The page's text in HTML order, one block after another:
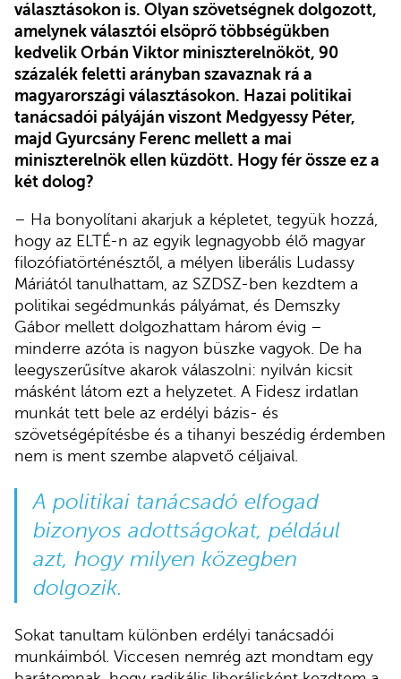
választásokon is. Olyan szövetségnek dolgozott,
amelynek választói elsöprő többségükben
kedvelik Orbán Viktor miniszterelnököt, 90
százalék feletti arányban szavaznak rá a
magyarországi választásokon. Hazai politikai
tanácsadói pályáján viszont Medgyessy Péter,
majd Gyurcsány Ferenc mellett a mai
miniszterelnök ellen küzdött. Hogy fér össze ez a
két dolog?
– Ha bonyolítani akarjuk a képletet, tegyük hozzá,
hogy az ELTÉ-n az egyik legnagyobb élő magyar
filozófiatörténésztől, a mélyen liberális Ludassy
Máriától tanulhattam, az SZDSZ-ben kezdtem a
politikai segédmunkás pályámat, és Demszky
Gábor mellett dolgozhattam három évig –
minderre azóta is nagyon büszke vagyok. De ha
leegyszerűsítve akarok válaszolni: nyilván kicsit
másként látom ezt a helyzetet. A Fidesz irdatlan
munkát tett bele az erdélyi bázis- és
szövetségépítésbe és a tihanyi beszédig érdemben
nem is ment szembe alapvető céljaival.
A politikai tanácsadó elfogad
bizonyos adottságokat, például
azt, hogy milyen közegben
dolgozik.
Sokat tanultam különben erdélyi tanácsadói
munkáimból. Viccesen nemrég azt mondtam egy